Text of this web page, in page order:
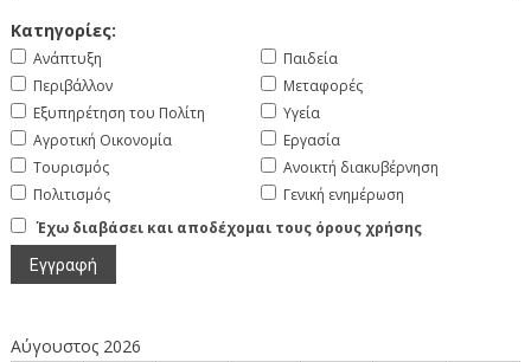
Κατηγορίες:
Ανάπτυξη
Περιβάλλον
Εξυπηρέτηση του Πολίτη
Αγροτική Οικονομία
Τουρισμός
Πολιτισμός
Παιδεία
Μεταφορές
Υγεία
Εργασία
Ανοικτή διακυβέρνηση
Γενική ενημέρωση
Έχω διαβάσει και αποδέχομαι τους όρους χρήσης
Αύγουστος 2026